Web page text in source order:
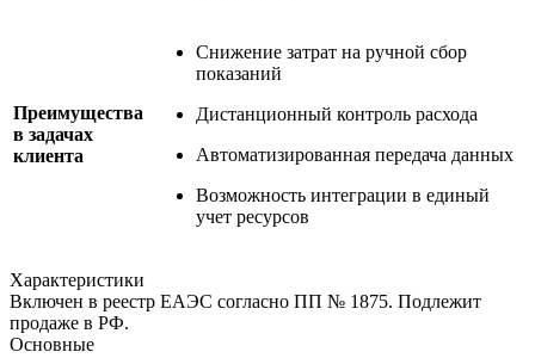
Преимущества
в задачах
клиента
Снижение затрат на ручной сбор
показаний
Дистанционный контроль расхода
Автоматизированная передача данных
Возможность интеграции в единый
учет ресурсов
Характеристики
Включен в реестр ЕАЭС согласно ПП № 1875. Подлежит
продаже в РФ.
Основные